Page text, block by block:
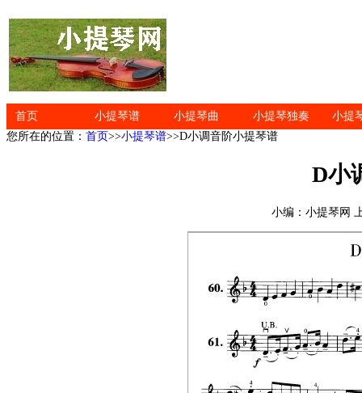
首页 小提琴谱 小提琴曲 小提琴独奏
小提
您所在的位置： 首页>>小提琴谱>>D小调音阶小提琴谱
D小
小编：小提琴网